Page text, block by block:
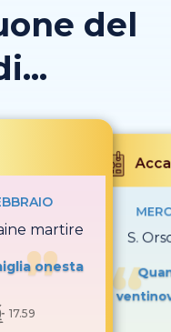
del
martire
onesta
17.59
S.